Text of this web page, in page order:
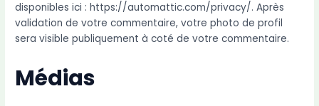
disponibles ici : https://automattic.com/privacy/. Après
validation de votre commentaire, votre photo de profil
sera visible publiquement à coté de votre commentaire.
Médias